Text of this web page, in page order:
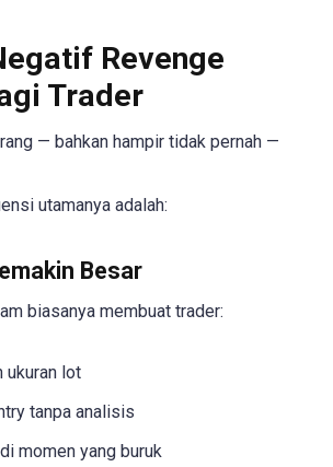
Revenge
Trader
— bahkan hampir tidak pernah —
utamanya adalah:
Besar
biasanya membuat trader:
ukuran lot
tanpa analisis
momen yang buruk